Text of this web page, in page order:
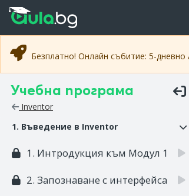
Прескочи към основното съдържание
Прескочи към навигацията
Безплатно! Онлайн събитие: 5-дневно
Учебна програма
Inventor
1. Въведение в Inventor
1. Интродукция към Модул 1
2. Запознаване с интерфейса